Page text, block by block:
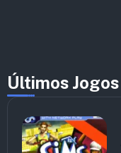
Últimos Jogos